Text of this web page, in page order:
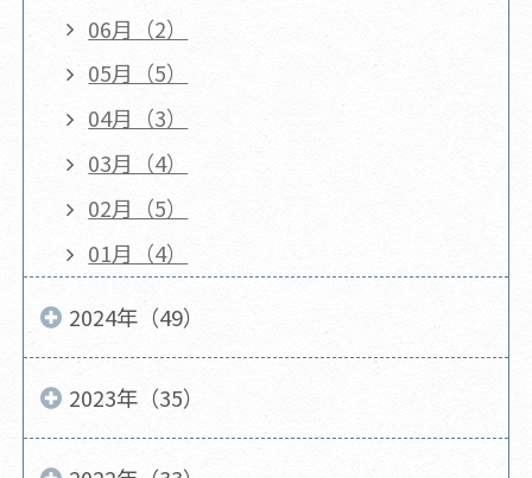
06月（2）
05月（5）
04月（3）
03月（4）
02月（5）
01月（4）
2024年（49）
2023年（35）